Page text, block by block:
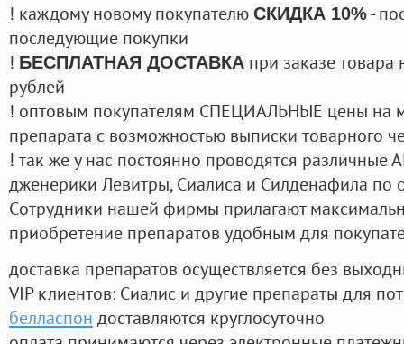
! каждому новому покупателю СКИДКА 10%-
последующие покупки
! БЕСПЛАТНАЯ ДОСТАВКА при заказе
рублей
! оптовым покупателям СПЕЦИАЛЬНЫЕ цены на
препарата с возможностью выписки товарного
! так же у нас постоянно проводятся
дженерики Левитры, Сиалиса и Силденафила по
Cотрудники нашей фирмы прилагают
приобретение препаратов удобным для
доставка препаратов осуществляется без
VIP клиентов: Сиалис и другие препараты для
белласпон доставляются круглосуточно